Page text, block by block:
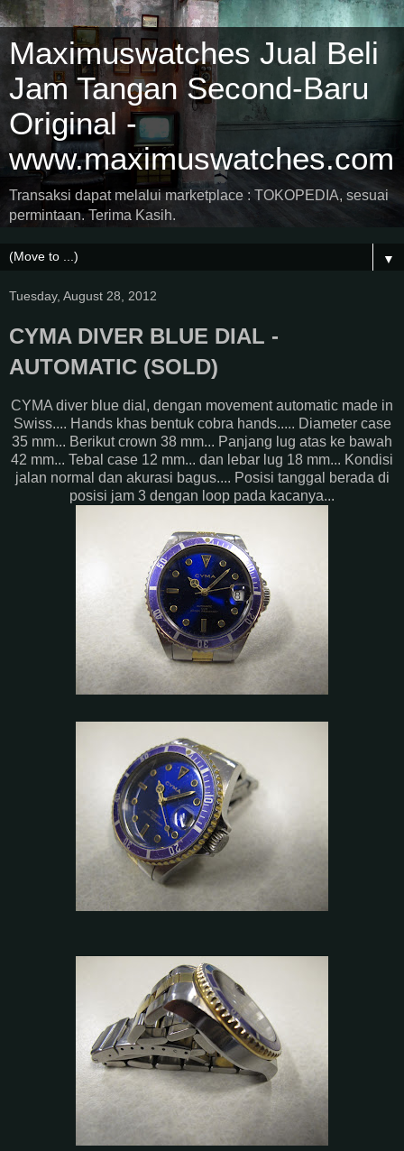
Maximuswatches Jual Beli
Jam Tangan Second-Baru
Original -
www.maximuswatches.com
Transaksi dapat melalui marketplace : TOKOPEDIA, sesuai
permintaan. Terima Kasih.
▼
Tuesday, August 28, 2012
CYMA DIVER BLUE DIAL -
AUTOMATIC (SOLD)
CYMA diver blue dial, dengan movement automatic made in
Swiss.... Hands khas bentuk cobra hands..... Diameter case
35 mm... Berikut crown 38 mm... Panjang lug atas ke bawah
42 mm... Tebal case 12 mm... dan lebar lug 18 mm... Kondisi
jalan normal dan akurasi bagus.... Posisi tanggal berada di
posisi jam 3 dengan loop pada kacanya...